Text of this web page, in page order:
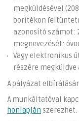
megküldésével
borítékon
azonosító számot:
megnevezését:
Vagy elektronikus
részére megküldve
A pályázat
A munkáltatóval
honlapján szerezhet.